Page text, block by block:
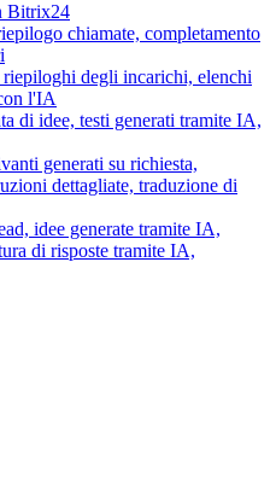
Bitrix24
chiamate, completamento
degli incarichi, elenchi
l'IA
di idee, testi generati tramite IA,
generati su richiesta,
dettagliate, traduzione di
idee generate tramite IA,
di risposte tramite IA,